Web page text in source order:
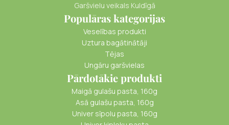
Garšvielu veikals Kuldīgā
Populāras kategorijas
Veselības produkti
Uztura bagātinātāji
Tējas
Ungāru garšvielas
Pārdotākie produkti
Maigā gulašu pasta, 160g
Asā gulašu pasta, 160g
Univer sīpolu pasta, 160g